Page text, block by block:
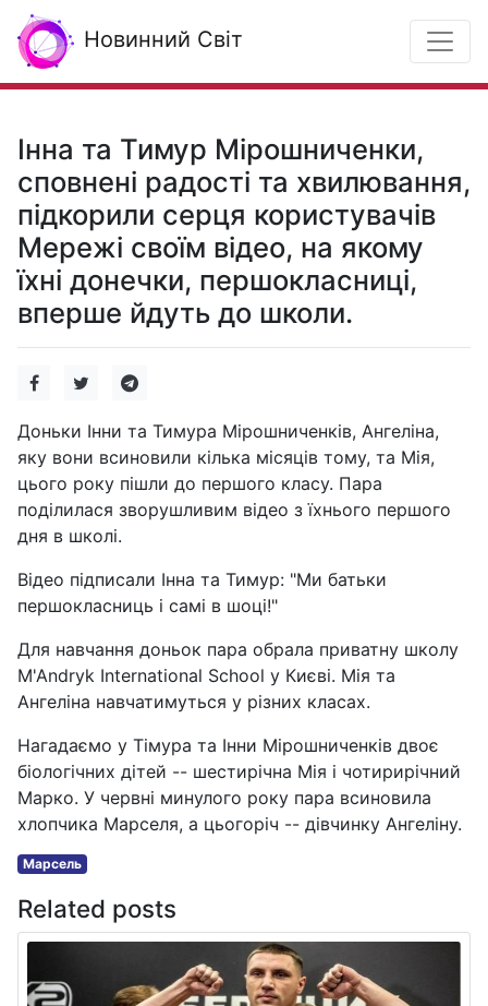
Новинний Світ
Інна та Тимур Мірошниченки,
сповнені радості та хвилювання,
підкорили серця користувачів
Мережі своїм відео, на якому
їхні донечки, першокласниці,
вперше йдуть до школи.
Доньки Інни та Тимура Мірошниченків, Ангеліна,
яку вони всиновили кілька місяців тому, та Мія,
цього року пішли до першого класу. Пара
поділилася зворушливим відео з їхнього першого
дня в школі.
Відео підписали Інна та Тимур: "Ми батьки
першокласниць і самі в шоці!"
Для навчання доньок пара обрала приватну школу
M'Andryk International School у Києві. Мія та
Ангеліна навчатимуться у різних класах.
Нагадаємо у Тімура та Інни Мірошниченків двоє
біологічних дітей -- шестирічна Мія і чотирирічний
Марко. У червні минулого року пара всиновила
хлопчика Марселя, а цьогоріч -- дівчинку Ангеліну.
Марсель
Related posts